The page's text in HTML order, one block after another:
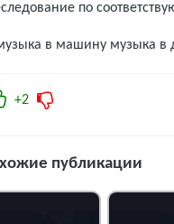
по
в машину музыка в
+2
публикации